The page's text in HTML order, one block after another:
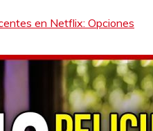
en Netflix: Opciones